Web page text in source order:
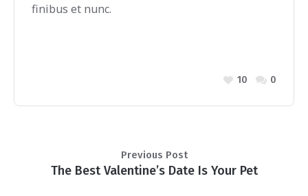
finibus et nunc.
10 0
The Best Valentine’s Date Is Your Pet
Previous Post